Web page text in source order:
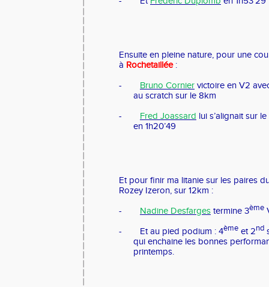
Ensuite en pleine nature, pour une
à Rochetaillée:
- Bruno Cornier victoire en V2
au scratch sur le 8km
- Fred Joassard lui s’alignait sur
en 1h20’49
Et pour finir ma litanie sur les paires
Rozey Izeron, sur 12km :
- Nadine Desfarges termine 3ème
- Et au pied podium : 4ème et 2nd
qui enchaine les bonnes
printemps.